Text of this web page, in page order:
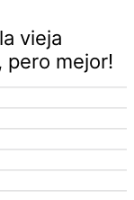
vieja
pero mejor!